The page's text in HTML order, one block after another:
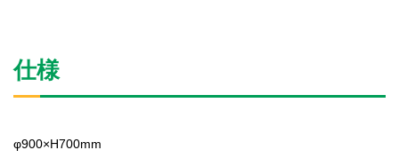
仕様
φ900×H700mm